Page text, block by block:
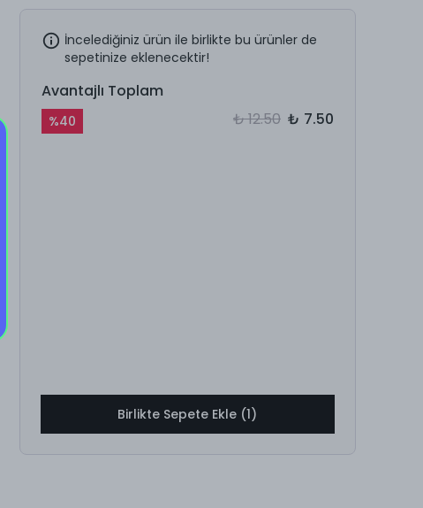
İncelediğiniz ürün ile birlikte bu ürünler de
sepetinize eklenecektir!
Avantajlı Toplam
%40 ₺ 12.50 ₺ 7.50
Birlikte Sepete Ekle (1)